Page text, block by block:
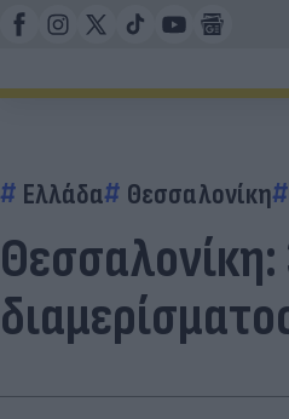
Ελλάδα Θεσσαλονίκη